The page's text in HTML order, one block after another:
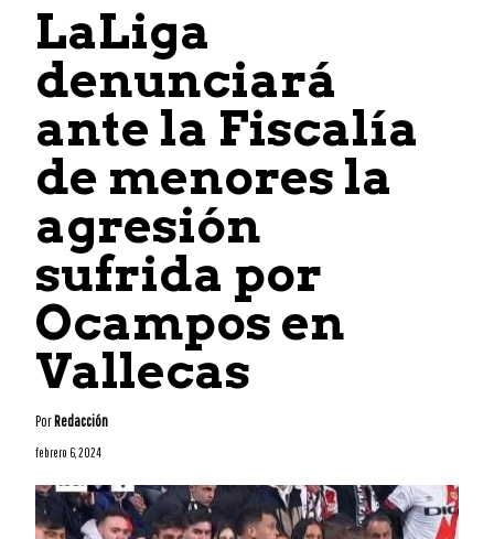
LaLiga
denunciará
ante la Fiscalía
de menores la
agresión
sufrida por
Ocampos en
Vallecas
PorRedacción
febrero 6, 2024